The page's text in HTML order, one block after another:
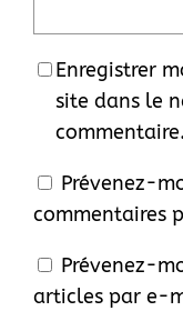
Enregistrer
site dans le
commentaire.
Prévenez-
commentaires
Prévenez-
articles par e-